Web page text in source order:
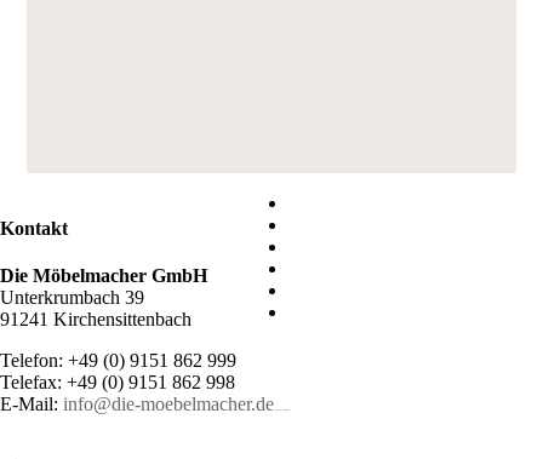
Kontakt
Die Möbelmacher GmbH
Unterkrumbach 39
91241 Kirchensittenbach
Telefon: +49 (0) 9151 862 999
Telefax: +49 (0) 9151 862 998
E-Mail: info@die-moebelmacher.de